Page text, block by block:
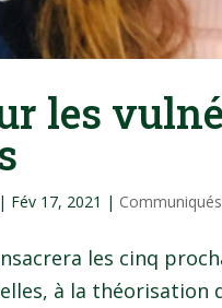
les
| Fév 17, 2021 | Communiqués
les cinq
à la théorisation